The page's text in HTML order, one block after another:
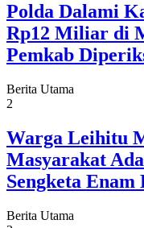
Polda Dalami
Rp12 Miliar di
Pemkab
Berita Utama
2
Warga Leihitu
Masyarakat
Sengketa Enam
Berita Utama